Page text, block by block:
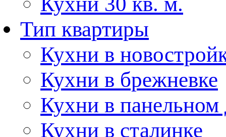
Тип квартиры
Кухни в
Кухни в брежневке
Кухни в панельном
Кухни в сталинке